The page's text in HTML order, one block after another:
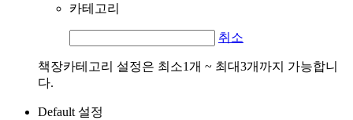
카테고리
취소
책장카테고리 설정은 최소1개 ~ 최대3개까지 가능합니
다.
Default 설정